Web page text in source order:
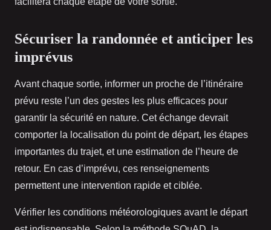
Sécuriser la randonnée et anticiper les
imprévus
Avant chaque sortie, informer un proche de l’itinéraire
prévu reste l’un des gestes les plus efficaces pour
garantir la sécurité en nature. Cet échange devrait
comporter la localisation du point de départ, les étapes
importantes du trajet, et une estimation de l’heure de
retour. En cas d’imprévu, ces renseignements
permettent une intervention rapide et ciblée.
Vérifier les conditions météorologiques avant le départ